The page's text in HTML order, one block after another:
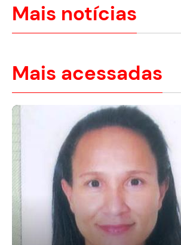
Mais notícias
Mais acessadas